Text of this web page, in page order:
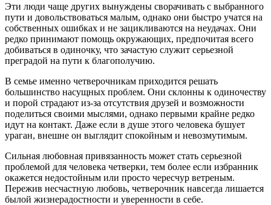
Эти люди чаще других вынуждены сворачивать с выбранного
пути и довольствоваться малым, однако они быстро учатся на
собственных ошибках и не зацикливаются на неудачах. Они
редко принимают помощь окружающих, предпочитая всего
добиваться в одиночку, что зачастую служит серьезной
преградой на пути к благополучию.
В семье именно четверочникам приходится решать
большинство насущных проблем. Они склонны к одиночеству
и порой страдают из-за отсутствия друзей и возможности
поделиться своими мыслями, однако первыми крайне редко
идут на контакт. Даже если в душе этого человека бушует
ураган, внешне он выглядит спокойным и невозмутимым.
Сильная любовная привязанность может стать серьезной
проблемой для человека четверки, тем более если избранник
окажется недостойным или просто чересчур ветреным.
Пережив несчастную любовь, четверочник навсегда лишается
былой жизнерадостности и уверенности в себе.